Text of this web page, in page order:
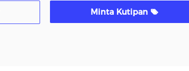
Minta Kutipan